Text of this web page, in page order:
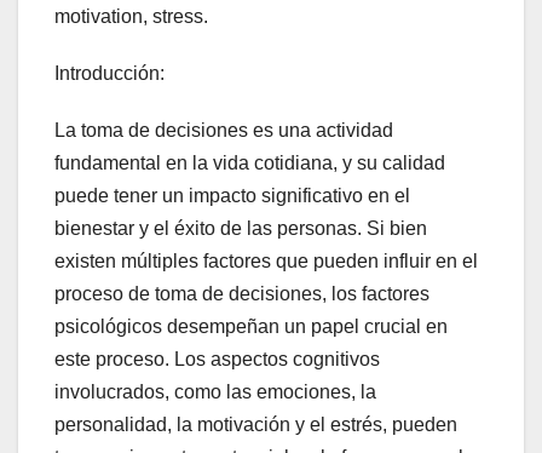
motivation, stress.
Introducción:
La toma de decisiones es una actividad
fundamental en la vida cotidiana, y su calidad
puede tener un impacto significativo en el
bienestar y el éxito de las personas. Si bien
existen múltiples factores que pueden influir en el
proceso de toma de decisiones, los factores
psicológicos desempeñan un papel crucial en
este proceso. Los aspectos cognitivos
involucrados, como las emociones, la
personalidad, la motivación y el estrés, pueden